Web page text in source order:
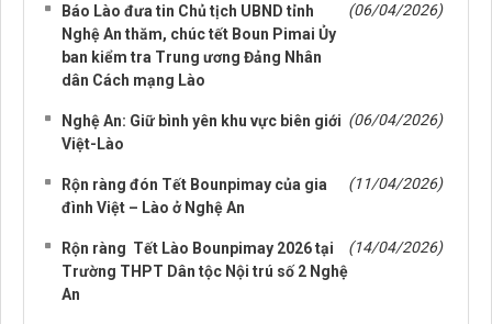
Báo Lào đưa tin Chủ tịch UBND tỉnh
Nghệ An thăm, chúc tết Boun Pimai Ủy
ban kiểm tra Trung ương Đảng Nhân
dân Cách mạng Lào
(06/04/2026)
Nghệ An: Giữ bình yên khu vực biên giới
Việt-Lào
(06/04/2026)
Rộn ràng đón Tết Bounpimay của gia
đình Việt – Lào ở Nghệ An
(11/04/2026)
Rộn ràng Tết Lào Bounpimay 2026 tại
Trường THPT Dân tộc Nội trú số 2 Nghệ
An
(14/04/2026)